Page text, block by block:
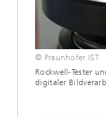
© Fraunhofer IST
Rockwell-Tester
digitaler